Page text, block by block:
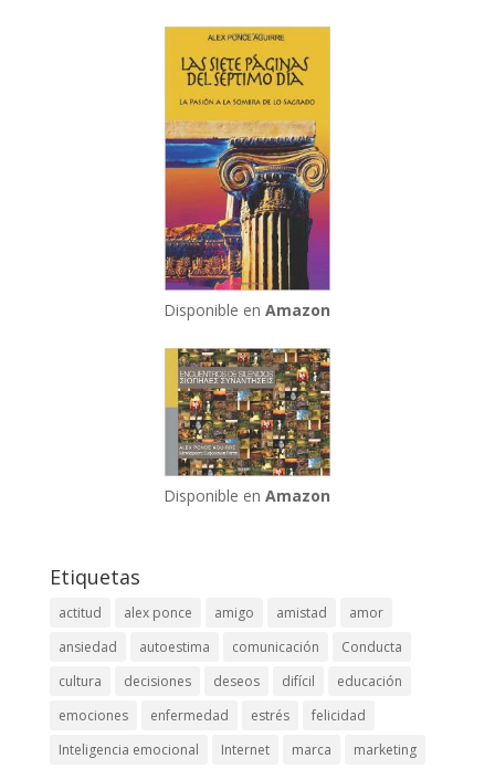
Disponible enAmazon
Disponible enAmazon
Etiquetas
actitud alex ponce amigo amistad
amor
ansiedad
autoestima comunicación
Conducta
cultura
decisiones deseos difícil
educación
emociones
enfermedad estrés
felicidad
Inteligencia emocional
Internet marca
marketing